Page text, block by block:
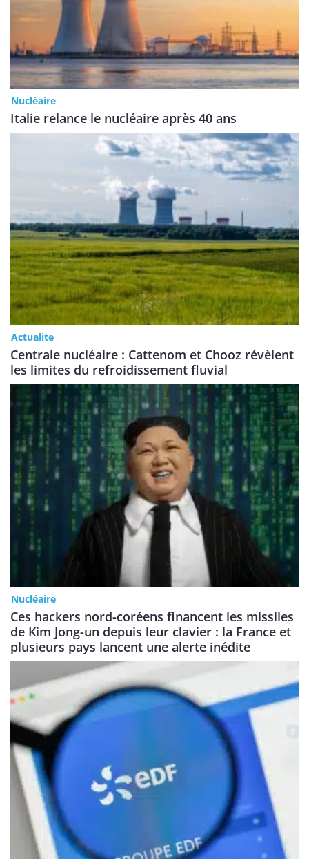
Nucléaire
Italie relance le nucléaire après 40 ans
Actualite
Centrale nucléaire : Cattenom et Chooz révèlent
les limites du refroidissement fluvial
Nucléaire
Ces hackers nord-coréens financent les missiles
de Kim Jong-un depuis leur clavier : la France et
plusieurs pays lancent une alerte inédite